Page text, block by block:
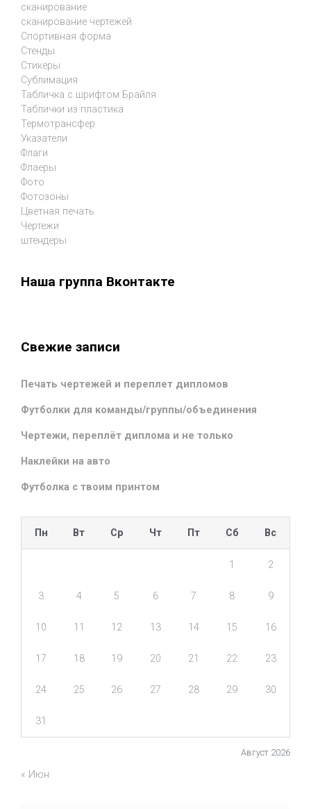
сканирование
сканирование чертежей
Спортивная форма
Стенды
Стикеры
Сублимация
Табличка с шрифтом Брайля
Таблички из пластика
Термотрансфер
Указатели
Флаги
Флаеры
Фото
Фотозоны
Цветная печать
Чертежи
штендеры
Наша группа Вконтакте
Свежие записи
Печать чертежей и переплет дипломов
Футболки для команды/группы/объединения
Чертежи, переплёт диплома и не только
Наклейки на авто
Футболка с твоим принтом
Август 2026
Пн Вт Ср Чт Пт Сб Вс
1 2
3 4 5 6 7 8 9
10 11 12 13 14 15 16
17 18 19 20 21 22 23
24 25 26 27 28 29 30
31
« Июн